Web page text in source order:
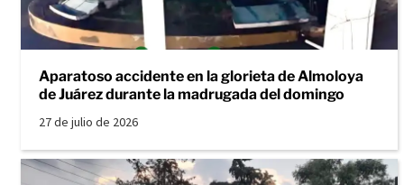
Aparatoso accidente en la glorieta de Almoloya
de Juárez durante la madrugada del domingo
27 de julio de 2026